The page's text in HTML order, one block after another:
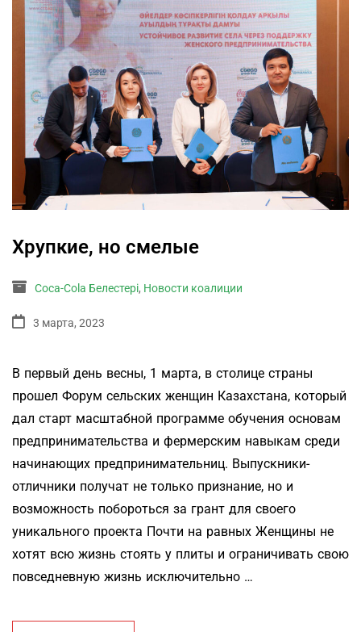
Хрупкие, но смелые
Coca-Cola Белестері, Новости коалиции
3 марта, 2023
В первый день весны, 1 марта, в столице страны
прошел Форум сельских женщин Казахстана, который
дал старт масштабной программе обучения основам
предпринимательства и фермерским навыкам среди
начинающих предпринимательниц. Выпускники-
отличники получат не только признание, но и
возможность побороться за грант для своего
уникального проекта Почти на равных Женщины не
хотят всю жизнь стоять у плиты и ограничивать свою
повседневную жизнь исключительно …